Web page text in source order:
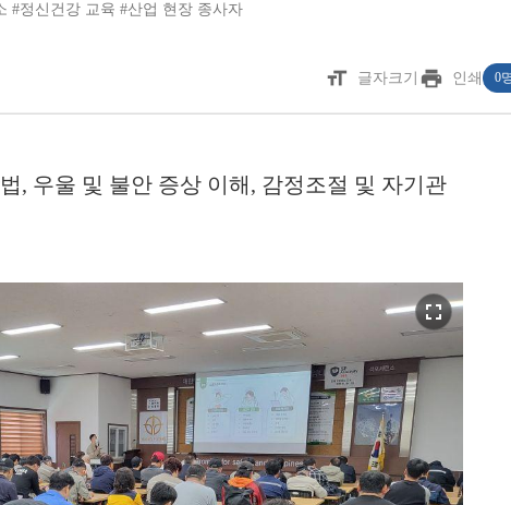
#정신건강 교육 #산업 현장 종사자
format_size 글자크기 print 인쇄 0
, 우울 및 불안 증상 이해, 감정조절 및 자기관
fullscreen